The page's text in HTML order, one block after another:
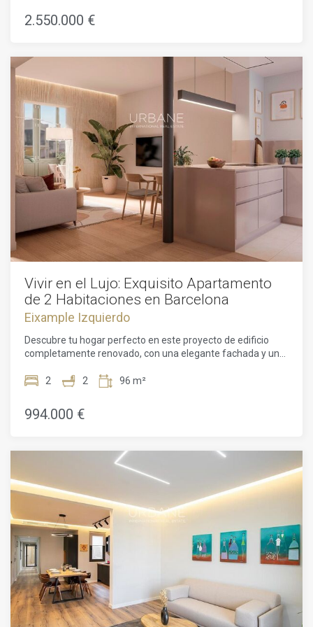
ubicación es perfecta para las personas que quieren estar
cerca de toda la acción, pero todavía tienen un lugar para
apartamento está situado en una hermosa zona de la
ciudad y está cerca de todas las comodidades que pueda
necesitar. Tiene una gran vista de la ciudad y es un lugar
perfecto para vivir.El apartamento es muy espacioso y tiene
todas las comodidades que se necesitan para vivir
cómodamente. Es un lugar perfecto para una familia o para
alguien que quiera vivir en la ciudad.
2.550.000 €
Vivir en el Lujo: Exquisito Apartamento
de 2 Habitaciones en Barcelona
Eixample Izquierdo
Descubre tu hogar perfecto en este proyecto de edificio
completamente renovado, con una elegante fachada y un
en cada rincón.Bienvenido a este impresionante
Con un plano de planta de 96m² y una superficie habitable
de 72m², esta propiedad ofrece un entorno amplio y
las 24 horas, un ascensor para facilitar el acceso y
hermosos suelos de parquet en todo el lugar.La luz natural
inunda el interior, creando una atmósfera cálida y
acogedora. El apartamento ha sido renovado con buen
gusto, mostrando techos altos, paredes de ladrillo a la vista
y acabados de lujo. Mantente cómodo durante todo el año
con los sistemas de aire acondicionado y calefacción.La
sala de estar-comedor de planta abierta y la cocina
moderna brindan el espacio perfecto para recibir invitados y
crear delicias culinarias. En la zona de noche, encontrarás
dos dormitorios bien equipados y un elegante baño.Ubicado
en uno de los barrios más exclusivos de Barcelona, esta
propiedad ofrece no solo un lugar encantador para vivir, sino
2 2 96 m²
994.000 €